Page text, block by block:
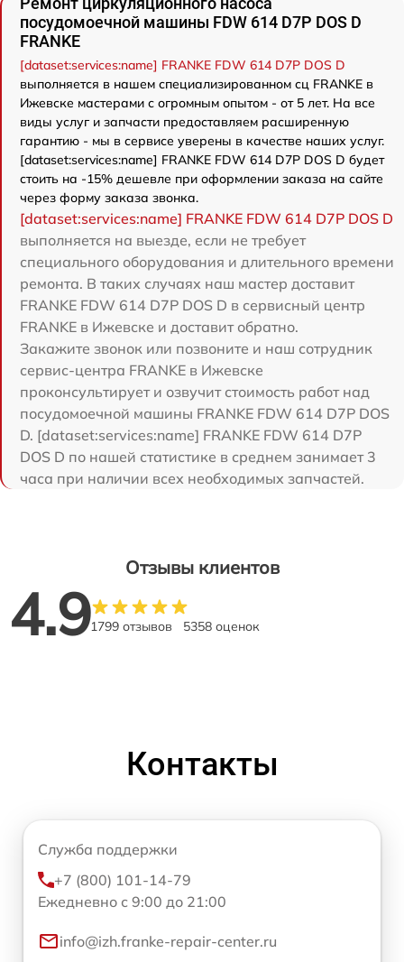
посудомоечной машины FDW 614 D7P DOS D
FRANKE
[dataset:services:name] FRANKE FDW 614 D7P DOS D
выполняется в нашем специализированном сц FRANKE в
Ижевске мастерами с огромным опытом - от 5 лет. На все
виды услуг и запчасти предоставляем расширенную
гарантию - мы в сервисе уверены в качестве наших услуг.
[dataset:services:name] FRANKE FDW 614 D7P DOS D будет
стоить на -15% дешевле при оформлении заказа на сайте
через форму заказа звонка.
[dataset:services:name] FRANKE FDW 614 D7P DOS D
выполняется на выезде, если не требует
специального оборудования и длительного времени
ремонта. В таких случаях наш мастер доставит
FRANKE FDW 614 D7P DOS D в сервисный центр
FRANKE в Ижевске и доставит обратно.
Закажите звонок или позвоните и наш сотрудник
сервис-центра FRANKE в Ижевске
проконсультирует и озвучит стоимость работ над
посудомоечной машины FRANKE FDW 614 D7P DOS
D. [dataset:services:name] FRANKE FDW 614 D7P
DOS D по нашей статистике в среднем занимает 3
часа при наличии всех необходимых запчастей.
Отзывы клиентов
4.91799 отзывов 5358 оценок
Контакты
Служба поддержки
+7 (800) 101-14-79
Ежедневно с 9:00 до 21:00
info@izh.franke-repair-center.ru